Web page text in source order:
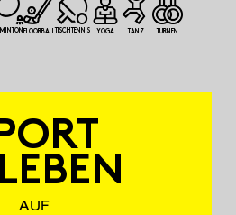
FLOORBALL TISCHTENNIS YOGA TANZ TURNEN
AUF